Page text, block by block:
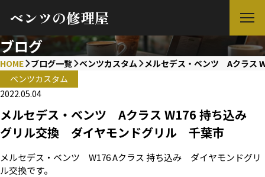
ベンツの修理屋
ブログ
HOME ブログ一覧 ベンツカスタム
メルセデス・ベンツ Aクラス
ベンツカスタム
2022.05.04
メルセデス・ベンツ Aクラス W176 持ち込み
グリル交換 ダイヤモンドグリル 千葉市
メルセデス・ベンツ W176 Aクラス 持ち込み ダイヤモンドグリ
ル交換です。